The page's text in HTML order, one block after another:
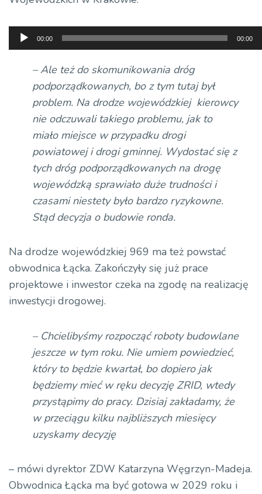
Odtwarzacz
plików
dźwiękowych
00:00 00:00
– Ale też do skomunikowania dróg
podporządkowanych, bo z tym tutaj był
problem. Na drodze wojewódzkiej kierowcy
nie odczuwali takiego problemu, jak to
miało miejsce w przypadku drogi
powiatowej i drogi gminnej. Wydostać się z
tych dróg podporządkowanych na drogę
wojewódzką sprawiało duże trudności i
czasami niestety było bardzo ryzykowne.
Stąd decyzja o budowie ronda.
Na drodze wojewódzkiej 969 ma też powstać
obwodnica Łącka. Zakończyły się już prace
projektowe i inwestor czeka na zgodę na realizację
inwestycji drogowej.
– Chcielibyśmy rozpocząć roboty budowlane
jeszcze w tym roku. Nie umiem powiedzieć,
który to będzie kwartał, bo dopiero jak
będziemy mieć w ręku decyzję ZRID, wtedy
przystąpimy do pracy. Dzisiaj zakładamy, że
w przeciągu kilku najbliższych miesięcy
uzyskamy decyzję
– mówi dyrektor ZDW Katarzyna Węgrzyn-Madeja.
Obwodnica Łącka ma być gotowa w 2029 roku i